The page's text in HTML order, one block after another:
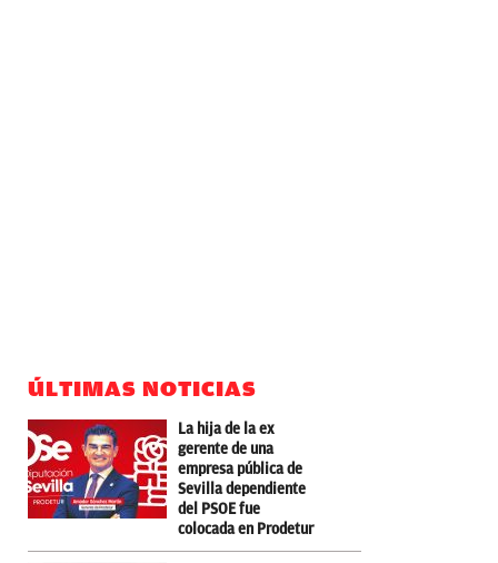
ÚLTIMAS NOTICIAS
La hija de la ex
gerente de una
empresa pública de
Sevilla dependiente
del PSOE fue
colocada en Prodetur